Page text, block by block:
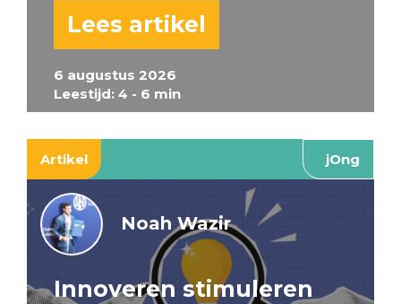
6 augustus 2026
Leestijd: 4 - 6 min
Lees artikel
Artikel jOng
Noah Wazir
Innoveren stimuleren